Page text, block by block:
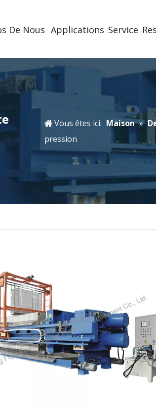
De Nous Applications Service
Vous êtes ici: Maison »
pression